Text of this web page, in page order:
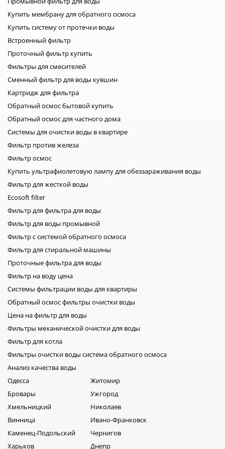
водопроводной воды; уровня загрязнения; интенсивности
использования; количества пользователей в доме;
состояния трубопровода. Например, если вода содержит
большое количество механических примесей или
поступает из старых коммуникаций, фильтры могут
загрязняться быстрее. Когда менять мембрану обратного
осмоса? Мембрана считается основным элементом
системы. Именно она обеспечивает глубокую очистку воды
на молекулярном уровне. В отличие от картриджей
предварительной очистки, срок ее службы значительно
больше. В среднем мембрану рекомендуется менять один
раз в 2–3 года. При хорошем качестве входящей воды и
своевременной замене картриджей предварительной
очистки мембрана способна прослужить даже дольше. Если
же картриджи предварительной очистки заменяются
редко, мембрана быстрее загрязняется и теряет
производительность. Признаки необходимости замены
мембраны: уменьшился напор очищенной воды; бак
повысился уровень солей после фильтрации. Для более
точной диагностики часто используют TDS-метр, который
позволяет определить количество растворенных веществ
в воде. Срок службы постфильтра и минерализатора После
мембраны вода может проходить дополнительную
обработку. Часто системы комплектуются постфильтрами и
минерализаторами. Постфильтр —это картридж, который
отвечает за улучшение вкуса воды, а так же устраняет
возможные запахи. Обычно его меняют каждые 6–12
месяцев. Минерализатор —это картридж который
насыщает воду полезными минералами и корректирует
зависимости от модели и интенсивности использования.
Итоги Для эффективной работы системы обратного осмоса
важно придерживаться графика обслуживания.
Предварительные картриджи обычно меняют каждые 3–6
месяцев, постфильтр и минерализатор — раз в 6–12
месяцев, а мембрану — примерно раз в 2–3 года. При этом
производителя, но и на качество воды и фактическую
нагрузку на систему. Регулярная замена картриджей
Купить мембрану для обратного осмоса
Купить систему от протечки воды
Встроенный фильтр
Проточный фильтр купить
Фильтры для смесителей
Сменный фильтр для воды кувшин
Картридж для фильтра
Обратный осмос бытовой купить
Обратный осмос для частного дома
Системы для очистки воды в квартире
Фильтр против железа
Фильтр осмос
Купить ультрафиолетовую лампу для обеззараживания воды
Фильтр для жесткой воды
Ecosoft filter
Фильтр для фильтра для воды
Фильтр для воды промывной
Фильтр с системой обратного осмоса
Фильтр для стиральной машины
Проточные фильтра для воды
Фильтр на воду цена
Системы фильтрации воды для квартиры
Обратный осмос фильтры очистки воды
Цена на фильтр для воды
Фильтры механической очистки для воды
Фильтр для котла
Фильтры очистки воды система обратного осмоса
Анализ качества воды
Одесса
Бровары
Хмельницкий
Винница
Каменец-Подольский
Харьков
Житомир
Ужгород
Николаев
Ивано-Франковск
Чернигов
Днепр